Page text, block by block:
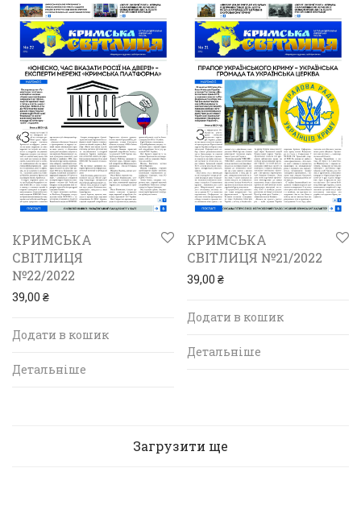
КРИМСЬКА
СВІТЛИЦЯ
№22/2022
39,00 ₴
Додати в кошик
Детальніше
КРИМСЬКА
СВІТЛИЦЯ №21/2022
39,00 ₴
Додати в кошик
Детальніше
Загрузити ще